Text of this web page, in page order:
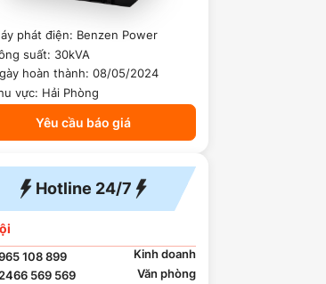
phát điện: Benzen Power
suất: 30kVA
hoàn thành:08/05/2024
vực: Hải Phòng
Yêu cầu báo giá
Hotline 24/7
108 899
Kinh doanh
569 569
Văn phòng